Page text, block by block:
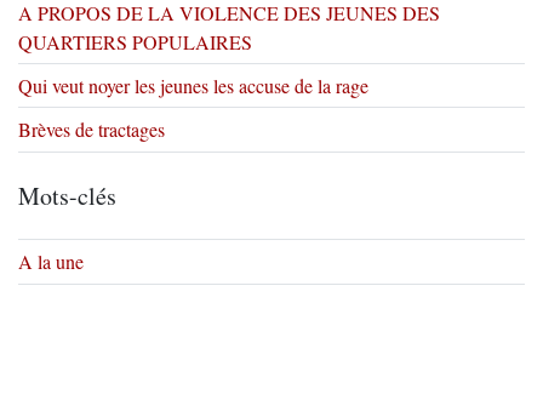
A PROPOS DE LA VIOLENCE DES JEUNES DES
QUARTIERS POPULAIRES
Qui veut noyer les jeunes les accuse de la rage
Brèves de tractages
Mots-clés
A la une